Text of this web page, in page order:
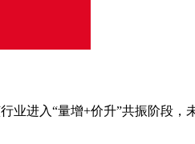
业进入“量增+价升”共振阶段